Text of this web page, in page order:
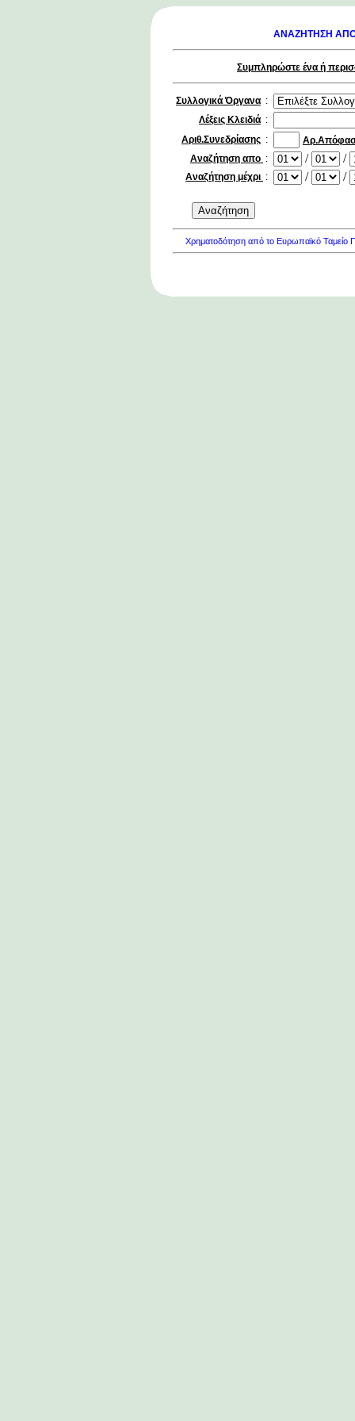
ΑΝΑΖΗΤΗΣΗ
Συμπληρώστε ένα ή
Συλλογικά Όργανα :
Λέξεις Κλειδιά :
Αριθ.Συνεδρίασης :
Αναζήτηση απο : / /
Αναζήτηση μέχρι : / /
Χρηματοδότηση από το Ευρωπαϊκό Ταμείο